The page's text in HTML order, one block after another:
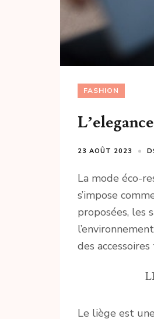
FASHION
23 AOÛT 2023
La mode éco-
s’impose
proposées, les
des
Le liège est